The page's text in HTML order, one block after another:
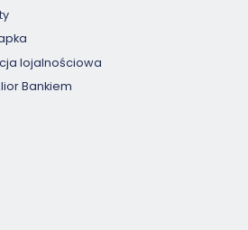
lojalnościowa
Bankiem